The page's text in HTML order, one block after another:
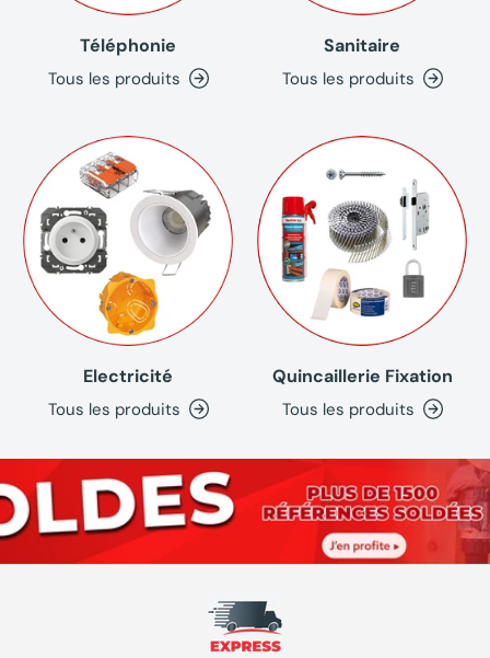
Téléphonie
Tous les produits
Sanitaire
Tous les produits
Electricité
Tous les produits
Quincaillerie Fixation
Tous les produits